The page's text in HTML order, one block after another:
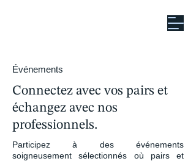
Événements
Connectez avec vos pairs et
échangez avec nos
professionnels.
Participez à des événements
soigneusement sélectionnés où pairs et